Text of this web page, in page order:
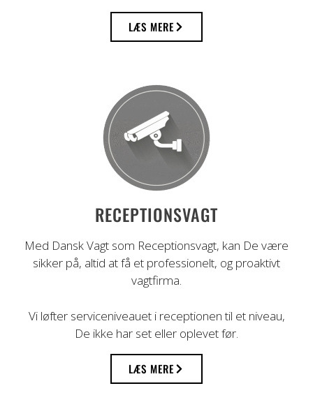
LÆS MERE
RECEPTIONSVAGT
Med Dansk Vagt som Receptionsvagt, kan De være
sikker på, altid at få et professionelt, og proaktivt
vagtfirma.
Vi løfter serviceniveauet i receptionen til et niveau,
De ikke har set eller oplevet før.
LÆS MERE